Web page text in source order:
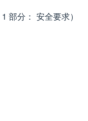
部分： 安全要求）